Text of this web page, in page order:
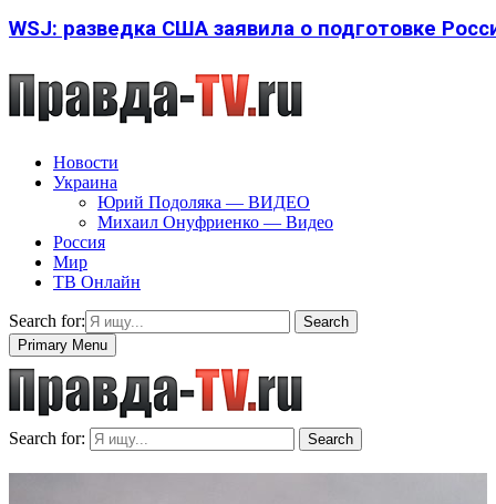
WSJ: разведка США заявила о подготовке
Новости
Украина
Юрий Подоляка — ВИДЕО
Михаил Онуфриенко — Видео
Россия
Мир
ТВ Онлайн
Search for:
Search
Primary Menu
Search for: Search